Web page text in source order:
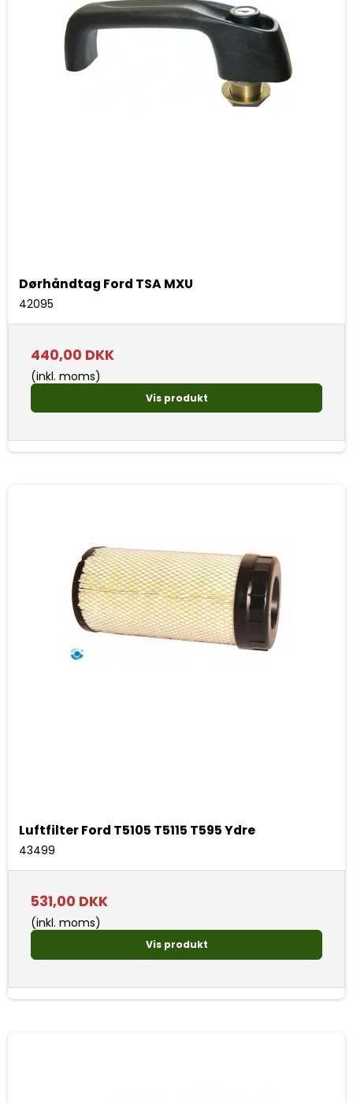
Dørhåndtag Ford TSA MXU
42095
440,00 DKK
(inkl. moms)
Vis produkt
Luftfilter Ford T5105 T5115 T595 Ydre
43499
531,00 DKK
(inkl. moms)
Vis produkt